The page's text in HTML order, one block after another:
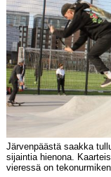
Järvenpäästä saakka
sijaintia hienona.
vieressä on